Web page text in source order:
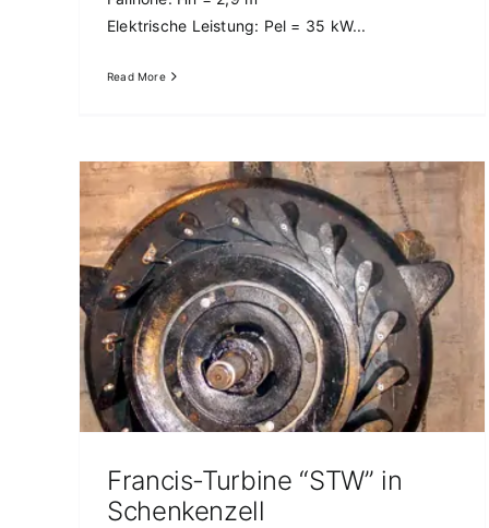
Elektrische Leistung: Pel = 35 kW...
Read More
Francis-Turbine “STW” in
Schenkenzell